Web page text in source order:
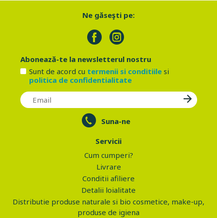
Ne găseşti pe:
Abonează-te la newsletterul nostru
Sunt de acord cu termenii si conditiilesi
politica de confidentialitate
Suna-ne
Servicii
Cum cumperi?
Livrare
Conditii afiliere
Detalii loialitate
Distributie produse naturale si bio cosmetice, make-up,
produse de igiena